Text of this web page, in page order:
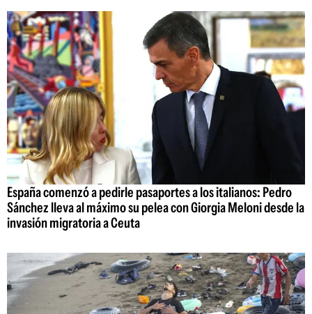
España comenzó a pedirle pasaportes a los italianos: Pedro
Sánchez lleva al máximo su pelea con Giorgia Meloni desde la
invasión migratoria a Ceuta